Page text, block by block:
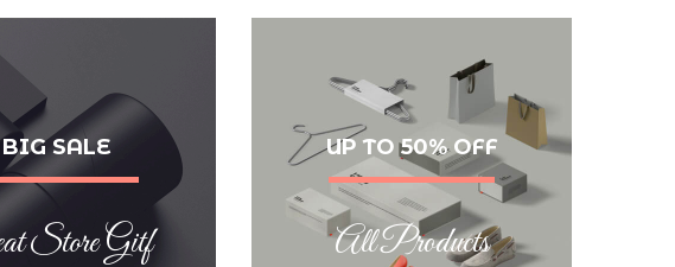
BIG SALE
Store Gitf
UP TO 50% OFF
All Products